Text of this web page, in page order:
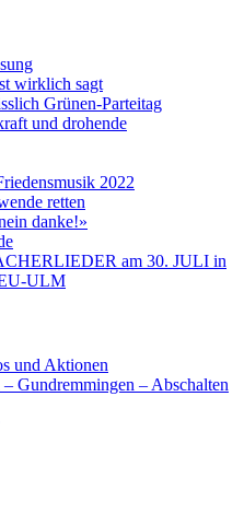
wirklich sagt
Grünen-Parteitag
und drohende
2022
retten
danke!»
am 30. JULI in
ULM
und Aktionen
Gundremmingen – Abschalten